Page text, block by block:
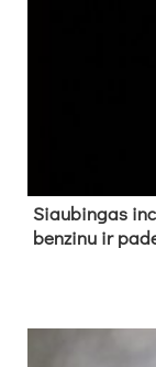
Siau­bin­gas
ben­zi­nu ir